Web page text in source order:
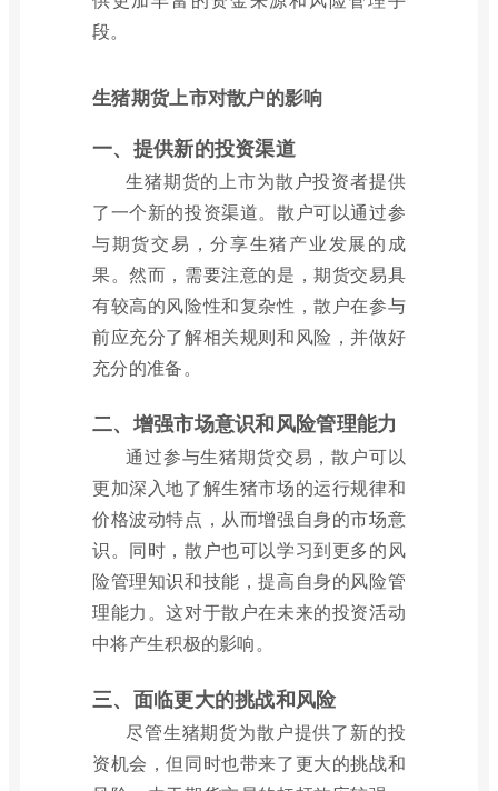
段。
生猪期货上市对散户的影响
一、提供新的投资渠道
生猪期货的上市为散户投资者提供
了一个新的投资渠道。散户可以通过参
与期货交易，分享生猪产业发展的成
果。然而，需要注意的是，期货交易具
有较高的风险性和复杂性，散户在参与
前应充分了解相关规则和风险，并做好
充分的准备。
二、增强市场意识和风险管理能力
通过参与生猪期货交易，散户可以
更加深入地了解生猪市场的运行规律和
价格波动特点，从而增强自身的市场意
识。同时，散户也可以学习到更多的风
险管理知识和技能，提高自身的风险管
理能力。这对于散户在未来的投资活动
中将产生积极的影响。
三、面临更大的挑战和风险
尽管生猪期货为散户提供了新的投
资机会，但同时也带来了更大的挑战和